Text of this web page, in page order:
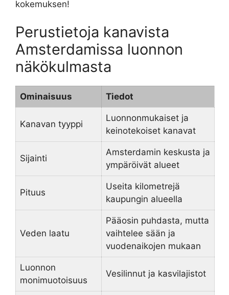
kokemuksen!
Perustietoja kanavista
Amsterdamissa luonnon
näkökulmasta
Ominaisuus Tiedot
Kanavan tyyppi
Luonnonmukaiset ja
keinotekoiset kanavat
Sijainti
Amsterdamin keskusta ja
ympäröivät alueet
Pituus
Useita kilometrejä
kaupungin alueella
Veden laatu
Pääosin puhdasta, mutta
vaihtelee sään ja
vuodenaikojen mukaan
Luonnon
monimuotoisuus
Vesilinnut ja kasvilajistot